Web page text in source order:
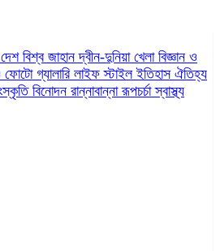
দেশ বিশ্ব জাহানদ্বীন-দুনিয়া খেলা বিজ্ঞান ও
ফোটো গ্যালারি লাইফ স্টাইলইতিহাস ঐতিহ্য
বিনোদন রান্নাবান্নারূপচর্চাস্বাস্থ্য